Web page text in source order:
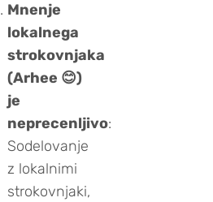
Mnenje
lokalnega
strokovnjaka
(Arhee 😊)
je
neprecenljivo:
Sodelovanje
z lokalnimi
strokovnjaki,